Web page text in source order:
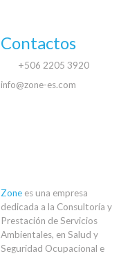
Contactos
+506 2205 3920
info@zone-es.com
Zone es una empresa
dedicada a la Consultoría y
Prestación de Servicios
Ambientales, en Salud y
Seguridad Ocupacional e